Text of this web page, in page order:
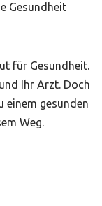
Gesundheit
für Gesundheit.
Ihr Arzt. Doch
einem gesunden
Weg.